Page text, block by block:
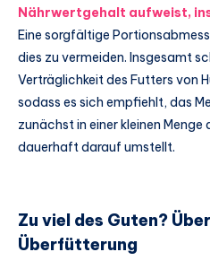
Nährwertgehalt aufweist,
Eine sorgfältige
dies zu vermeiden. Insgesamt
Verträglichkeit des Futters von
sodass es sich empfiehlt, das
zunächst in einer kleinen
dauerhaft darauf umstellt.
Zu viel des Guten?
Überfütterung